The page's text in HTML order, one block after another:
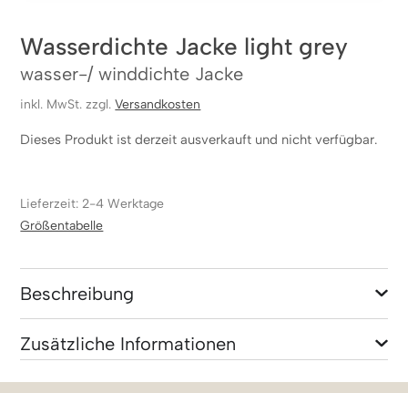
Wasserdichte Jacke light grey
wasser-/ winddichte Jacke
inkl. MwSt. zzgl.Versandkosten
Dieses Produkt ist derzeit ausverkauft und nicht verfügbar.
Lieferzeit: 2-4 Werktage
Größentabelle
Beschreibung
Zusätzliche Informationen